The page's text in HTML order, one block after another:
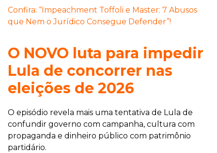
Confira: “Impeachment Toffoli e Master: 7 Abusos
que Nem o Jurídico Consegue Defender”!
O NOVO luta para impedir
Lula de concorrer nas
eleições de 2026
O episódio revela mais uma tentativa de Lula de
confundir governo com campanha, cultura com
propaganda e dinheiro público com patrimônio
partidário.